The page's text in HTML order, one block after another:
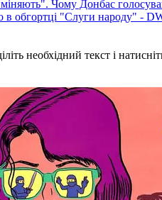
Чому Донбас
в обгортці "Слуги народу" -
необхідний текст і